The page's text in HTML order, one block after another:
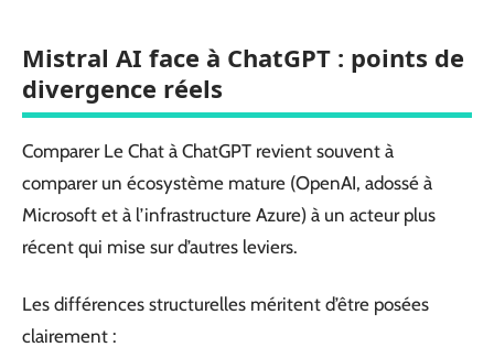
Mistral AI face à ChatGPT : points de
divergence réels
Comparer Le Chat à ChatGPT revient souvent à
comparer un écosystème mature (OpenAI, adossé à
Microsoft et à l’infrastructure Azure) à un acteur plus
récent qui mise sur d’autres leviers.
Les différences structurelles méritent d’être posées
clairement :